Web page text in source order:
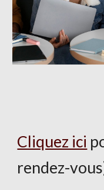
Cliquez ici
rendez-